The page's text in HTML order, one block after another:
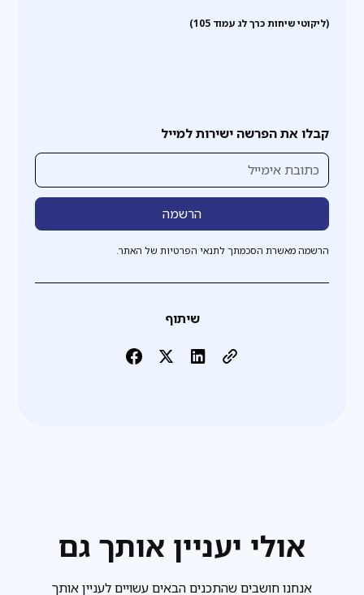
קבלו את הפרשה ישירות למייל
הרשמה מאשרת הסכמתך לתנאי הפרטיות של האתר.
שיתוף
(ליקוטי שיחות כרך לג עמוד 105)
אולי יעניין אותך גם
אנחנו חושבים שהתכנים הבאים עשויים לעניין אותך